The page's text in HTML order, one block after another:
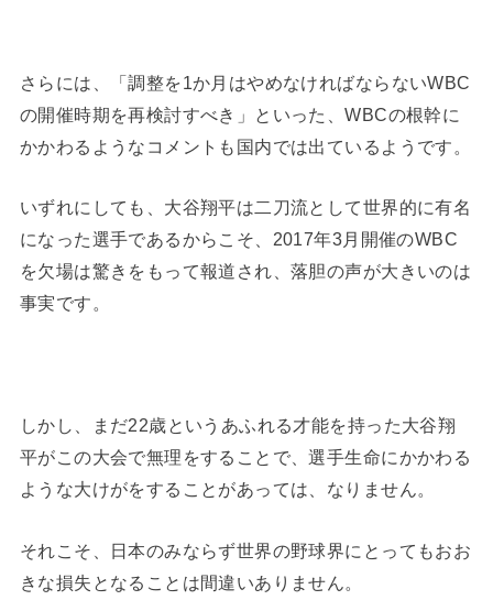
さらには、「調整を1か月はやめなければならないWBC
の開催時期を再検討すべき」といった、WBCの根幹に
かかわるようなコメントも国内では出ているようです。
いずれにしても、大谷翔平は二刀流として世界的に有名
になった選手であるからこそ、2017年3月開催のWBC
を欠場は驚きをもって報道され、落胆の声が大きいのは
事実です。
しかし、まだ22歳というあふれる才能を持った大谷翔
平がこの大会で無理をすることで、選手生命にかかわる
ような大けがをすることがあっては、なりません。
それこそ、日本のみならず世界の野球界にとってもおお
きな損失となることは間違いありません。